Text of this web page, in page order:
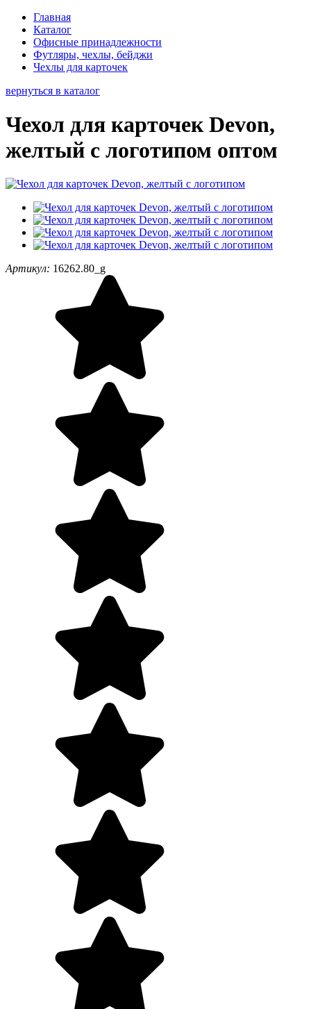
Главная
Каталог
Офисные принадлежности
Футляры, чехлы, бейджи
Чехлы для карточек
вернуться в каталог
Чехол для карточек Devon,
желтый с логотипом оптом
Артикул: 16262.80_g